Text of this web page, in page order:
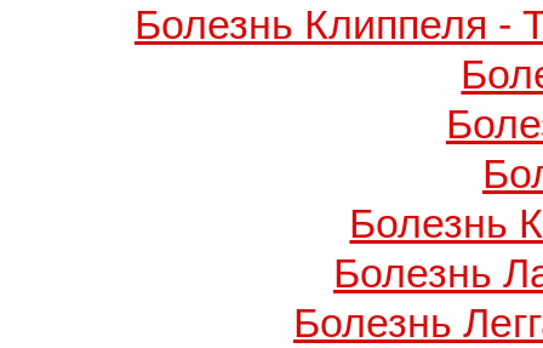
Болезнь Клиппеля -
Болезнь
Болезнь
Болезнь